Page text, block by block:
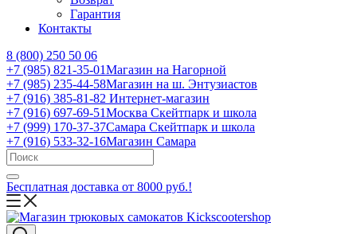
Гарантия
Контакты
8 (800) 250 50 06
+7 (985) 821-35-01Магазин на Нагорной
+7 (985) 235-44-58Магазин на ш. Энтузиастов
+7 (916) 385-81-82 Интернет-магазин
+7 (916) 697-69-51Москва Скейтпарк и школа
+7 (999) 170-37-37Самара Скейтпарк и школа
+7 (916) 533-32-16Магазин Самара
Бесплатная доставка от 8000 руб.!